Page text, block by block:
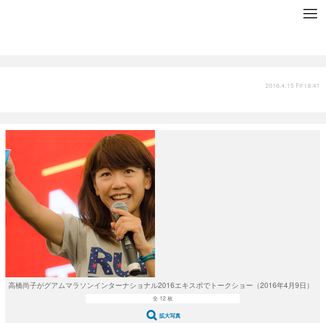
C
まとめ
写真
スポーツ
文化
出版／映画
ファッション
写真
政治
2016.4.15 Fri 18:41
高橋尚子がグアムマラソンインターナショナル2016エキスポでトークショー（2016年4月9日）
全 12 枚
拡大写真